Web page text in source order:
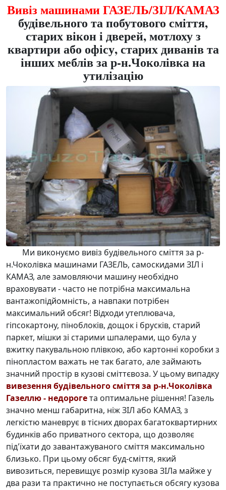
Вивіз машинами ГАЗЕЛЬ/ЗІЛ/КАМАЗ
будівельного та побутового сміття,
старих вікон і дверей, мотлоху з
квартири або офісу, старих диванів та
інших меблів за р-н.Чоколівка на
утилізацію
Ми виконуємо вивіз будівельного сміття за р-
н.Чоколівка машинами ГАЗЕЛЬ, самоскидами ЗІЛ і
КАМАЗ, але замовляючи машину необхідно
враховувати - часто не потрібна максимальна
вантажопідйомність, а навпаки потрібен
максимальний обсяг! Відходи утеплювача,
гіпсокартону, піноблоків, дощок і брусків, старий
паркет, мішки зі старими шпалерами, що була у
вжитку пакувальною плівкою, або картонні коробки з
пінопластом важать не так багато, але займають
значний простір в кузові сміттєвоза. У цьому випадку
вивезення будівельного сміття за р-н.Чоколівка
Газеллю - недорогета оптимальне рішення! Газель
значно менш габаритна, ніж ЗІЛ або КАМАЗ, з
легкістю маневрує в тісних дворах багатоквартирних
будинків або приватного сектора, що дозволяє
під'їхати до завантажуваного сміття максимально
близько. При цьому обсяг буд-сміття, який
вивозиться, перевищує розмір кузова ЗІЛа майже у
два рази та практично не поступається обсягу кузова